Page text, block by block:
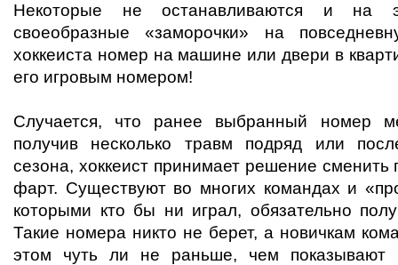
Некоторые не останавливаются и на
своеобразные «заморочки» на
хоккеиста номер на машине или двери в
его игровым номером!
Случается, что ранее выбранный номер
получив несколько травм подряд или
сезона, хоккеист принимает решение
фарт. Существуют во многих командах и
которыми кто бы ни играл, обязательно
Такие номера никто не берет, а новичкам
этом чуть ли не раньше, чем